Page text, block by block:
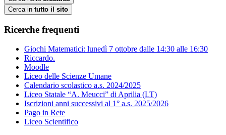
Cerca in tutto il sito
Ricerche frequenti
Giochi Matematici: lunedì 7 ottobre dalle 14:30 alle 16:30
Riccardo.
Moodle
Liceo delle Scienze Umane
Calendario scolastico a.s. 2024/2025
Liceo Statale “A. Meucci” di Aprilia (LT)
Iscrizioni anni successivi al 1° a.s. 2025/2026
Pago in Rete
Liceo Scientifico